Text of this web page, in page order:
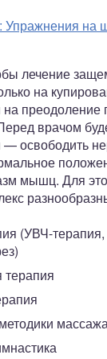
Упражнения на
лечение
на
на
врачом
освободить
мышц. Для
(УВЧ-терапия,
терапия